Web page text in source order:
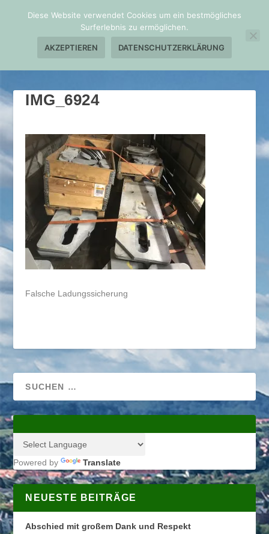
IMG_6924
Falsche Ladungssicherung
Powered by Translate
NEUESTE BEITRÄGE
Abschied mit großem Dank und Respekt
Diese Website verwendet Cookies um ein bestmögliches
Surferlebnis zu ermöglichen.
AKZEPTIEREN DATENSCHUTZERKLÄRUNG